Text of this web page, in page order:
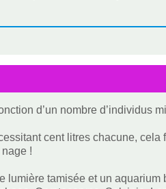
d’un nombre d’individus
cent litres chacune,
!
lumière tamisée et un